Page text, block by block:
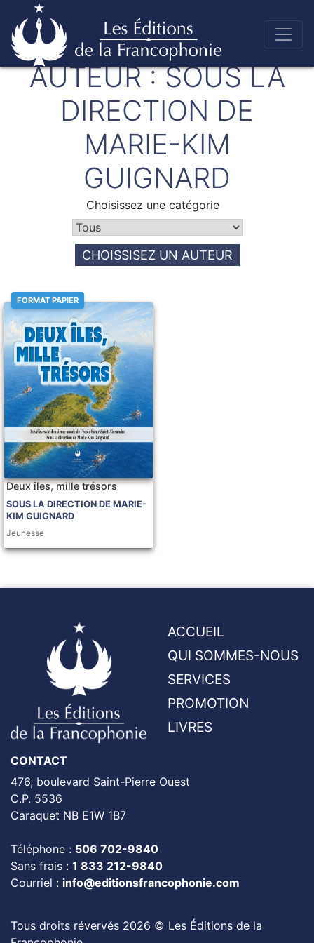
Skip
to
content
Éditions de la francophonie
AUTEUR :SOUS LA
DIRECTION DE
MARIE-KIM
GUIGNARD
Choisissez une catégorie
CHOISSISEZ UN AUTEUR
FORMAT PAPIER
Deux îles, mille trésors
SOUS LA DIRECTION DE MARIE-
KIM GUIGNARD
Jeunesse
ACCUEIL
QUI SOMMES-NOUS
SERVICES
PROMOTION
LIVRES
CONTACT
476, boulevard Saint-Pierre Ouest
C.P. 5536
Caraquet NB E1W 1B7
Téléphone : 506 702-9840
Sans frais : 1 833 212-9840
Courriel : info@editionsfrancophonie.com
Tous droits révervés 2026 © Les Éditions de la